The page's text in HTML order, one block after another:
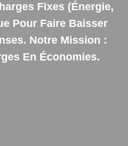
Fixes (énergie,
Pour Faire Baisser
Notre Mission :
En Économies.